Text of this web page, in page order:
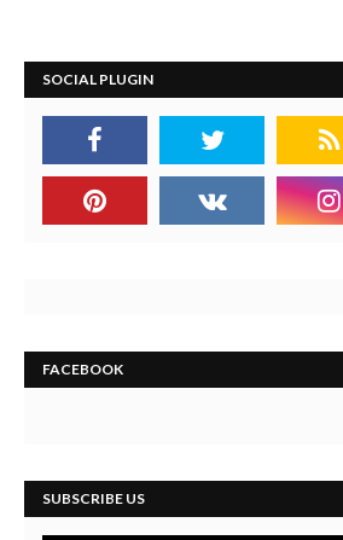
SOCIAL PLUGIN
FACEBOOK
SUBSCRIBE US